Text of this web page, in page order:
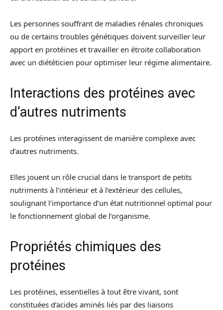
Les personnes souffrant de maladies rénales chroniques
ou de certains troubles génétiques doivent surveiller leur
apport en protéines et travailler en étroite collaboration
avec un diététicien pour optimiser leur régime alimentaire.
Interactions des protéines avec
d’autres nutriments
Les protéines interagissent de manière complexe avec
d’autres nutriments.
Elles jouent un rôle crucial dans le transport de petits
nutriments à l’intérieur et à l’extérieur des cellules,
soulignant l’importance d’un état nutritionnel optimal pour
le fonctionnement global de l’organisme.
Propriétés chimiques des
protéines
Les protéines, essentielles à tout être vivant, sont
constituées d’acides aminés liés par des liaisons